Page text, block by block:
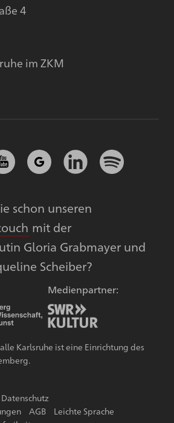
4
im ZKM
schon unseren
mit der
Gloria Grabmayer und
Scheiber?
Medienpartner:
Karlsruhe ist eine Einrichtung des
Datenschutz
AGB
Leichte Sprache